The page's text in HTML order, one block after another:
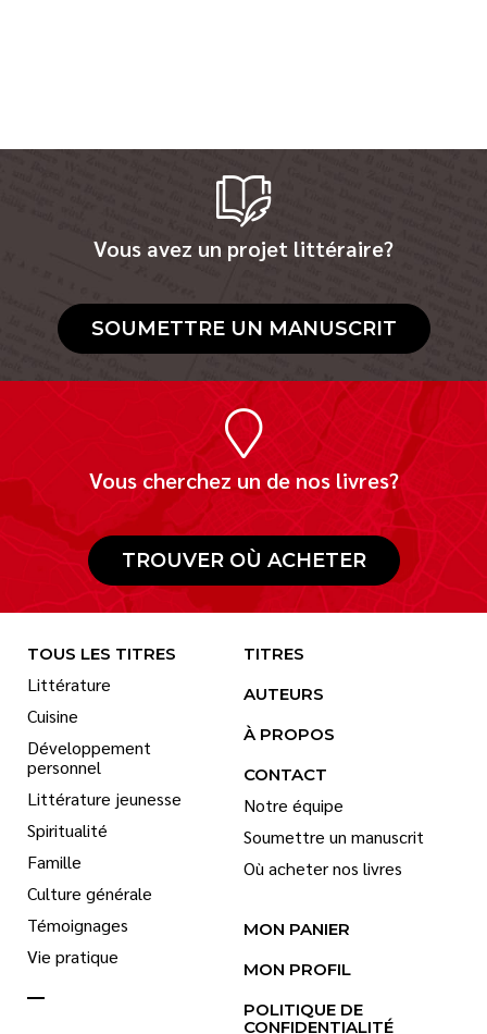
Vous avez un projet littéraire?
SOUMETTRE UN MANUSCRIT
Vous cherchez un de nos livres?
TROUVER OÙ ACHETER
TOUS LES TITRES
Littérature
Cuisine
Développement
personnel
Littérature jeunesse
Spiritualité
Famille
Culture générale
Témoignages
Vie pratique
TITRES
AUTEURS
À PROPOS
CONTACT
Notre équipe
Soumettre un manuscrit
Où acheter nos livres
MON PANIER
MON PROFIL
POLITIQUE DE
CONFIDENTIALITÉ